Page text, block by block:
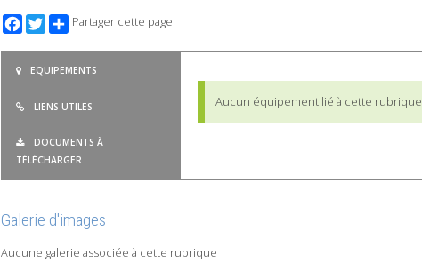
Facebook
TwitterPartager cette page
EQUIPEMENTS
LIENS UTILES
DOCUMENTS À
TÉLÉCHARGER
Aucun équipement lié à cette rubrique
Galerie d'images
Aucune galerie associée à cette rubrique